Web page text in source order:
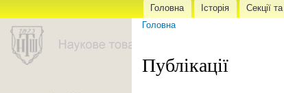
Головне меню
Головна Історія Секції та
Головна
Публікації